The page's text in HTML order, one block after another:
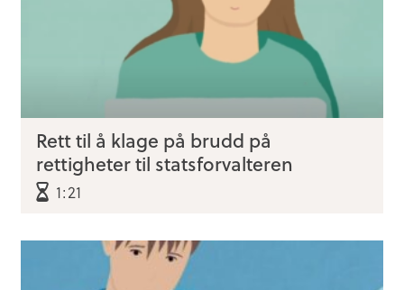
Rett til å klage på brudd på
rettigheter til statsforvalteren
1:21